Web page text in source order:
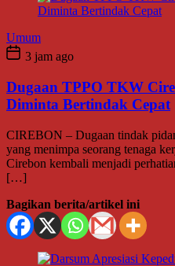
Umum
3 jam ago
Dugaan TPPO TKW
Diminta Bertindak Cepat
CIREBON – Dugaan tindak
yang menimpa seorang tenaga
Cirebon kembali menjadi
[…]
Bagikan berita/artikel ini